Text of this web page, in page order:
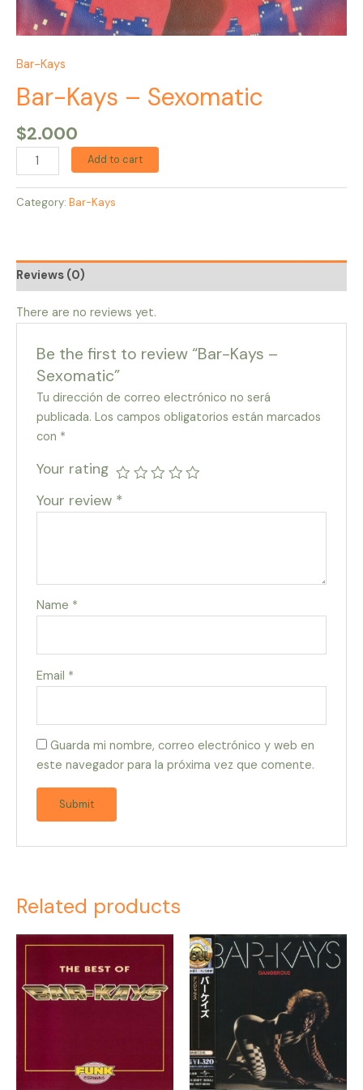
Bar-Kays
Bar-Kays – Sexomatic
$2.000
Add to cart
Category: Bar-Kays
Reviews (0)
There are no reviews yet.
Be the first to review “Bar-Kays –
Sexomatic”
Tu dirección de correo electrónico no será
publicada. Los campos obligatorios están marcados
con *
Your rating
Your review *
Name *
Email *
Guarda mi nombre, correo electrónico y web en
este navegador para la próxima vez que comente.
Related products